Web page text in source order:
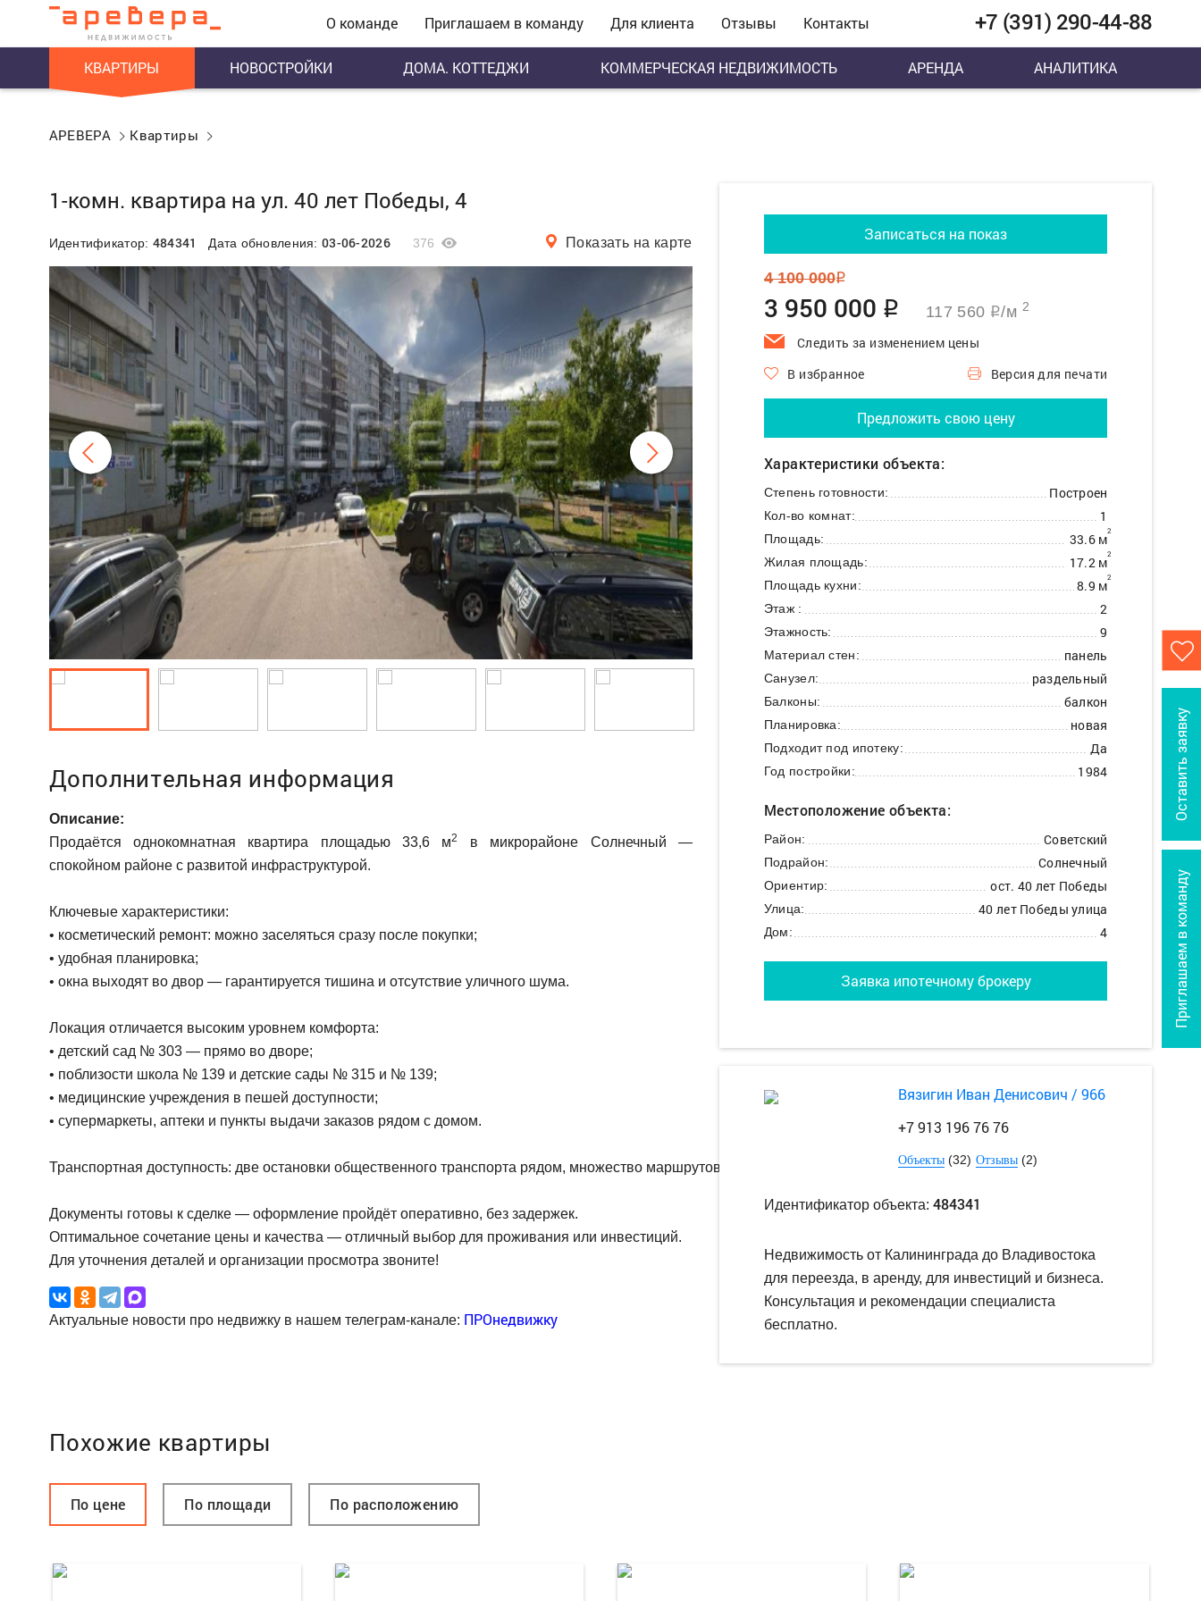
О команде Приглашаем в команду Для клиента Отзывы Контакты +7 (391) 290-44-88
КВАРТИРЫ НОВОСТРОЙКИ ДОМА. КОТТЕДЖИ КОММЕРЧЕСКАЯ НЕДВИЖИМОСТЬ АРЕНДА АНАЛИТИКА
Приглашаем в команду
Оставить заявку
АРЕВЕРА Квартиры
1-комн. квартира на ул. 40 лет Победы, 4
Идентификатор: 484341 Дата обновления: 03-06-2026 376 Показать на карте
Дополнительная информация
Описание:
Продаётся однокомнатная квартира площадью 33,6 м2
в микрорайоне Солнечный —
спокойном районе с развитой инфраструктурой.
Ключевые характеристики:
• косметический ремонт: можно заселяться сразу после покупки;
• удобная планировка;
• окна выходят во двор — гарантируется тишина и отсутствие уличного шума.
Локация отличается высоким уровнем комфорта:
• детский сад № 303 — прямо во дворе;
• поблизости школа № 139 и детские сады № 315 и № 139;
• медицинские учреждения в пешей доступности;
• супермаркеты, аптеки и пункты выдачи заказов рядом с домом.
Транспортная доступность: две остановки общественного транспорта рядом, множество маршрутов позволяют легко добраться в любую часть города.
Документы готовы к сделке — оформление пройдёт оперативно, без задержек.
Оптимальное сочетание цены и качества — отличный выбор для проживания или инвестиций.
Для уточнения деталей и организации просмотра звоните!
Актуальные новости про недвижку в нашем телеграм-канале: ПРОнедвижку
Записаться на показ
4 100 000q
3 950 000 q 117 560 q/м 2
Следить за изменением цены
В избранное
Версия для печати
Предложить свою цену
Характеристики объекта:
Степень готовности: Построен
Кол-во комнат: 1
Площадь: 33.6 м2
Жилая площадь: 17.2 м2
Площадь кухни: 8.9 м2
Этаж : 2
Этажность: 9
Материал стен: панель
Санузел: раздельный
Балконы: балкон
Планировка: новая
Подходит под ипотеку: Да
Год постройки: 1984
Местоположение объекта:
Район: Советский
Подрайон: Солнечный
Ориентир: ост. 40 лет Победы
Улица: 40 лет Победы улица
Дом: 4
Заявка ипотечному брокеру
Вязигин Иван Денисович / 966
+7 913 196 76 76
Объекты(32) Отзывы(2)
Идентификатор объекта: 484341
Недвижимость от Калининграда до Владивостока
для переезда, в аренду, для инвестиций и бизнеса.
Консультация и рекомендации специалиста
бесплатно.
Похожие квартиры
По цене По площади По расположению